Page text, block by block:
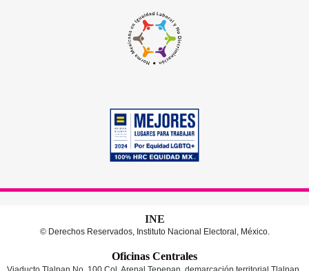
INE
© Derechos Reservados, Instituto Nacional Electoral, México.
Oficinas Centrales